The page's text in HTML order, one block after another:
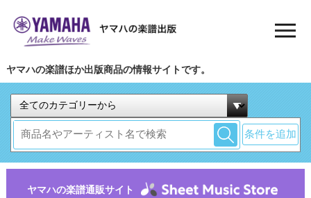
ヤマハの楽譜ほか出版商品の情報サイトです。
条件を追加
ヤマハの楽譜通販サイト